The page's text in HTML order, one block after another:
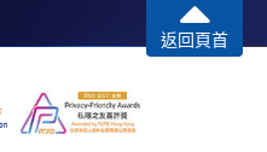
返回頁首